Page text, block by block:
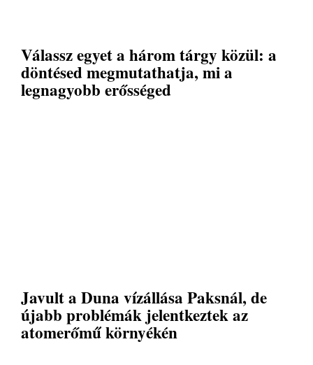
Válassz egyet a három tárgy közül: a
döntésed megmutathatja, mi a
legnagyobb erősséged
Javult a Duna vízállása Paksnál, de
újabb problémák jelentkeztek az
atomerőmű környékén